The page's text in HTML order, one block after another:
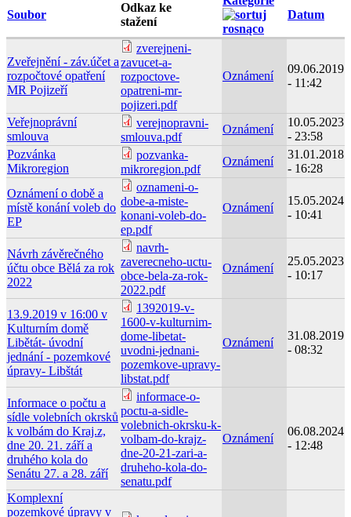
Soubor
Odkaz ke
stažení
Datum
Zveřejnění - záv.účet a
rozpočtové opatření
MR Pojizeří
zverejneni-
zavucet-a-
rozpoctove-
opatreni-mr-
pojizeri.pdf
Oznámení
09.06.2019
- 11:42
Veřejnoprávní
smlouva
verejnopravni-
smlouva.pdf
Oznámení
10.05.2023
- 23:58
Pozvánka
Mikroregion
pozvanka-
mikroregion.pdf
Oznámení
31.01.2018
- 16:28
Oznámení o době a
místě konání voleb do
EP
oznameni-o-
dobe-a-miste-
konani-voleb-do-
ep.pdf
Oznámení
15.05.2024
- 10:41
Návrh závěrečného
účtu obce Bělá za rok
2022
navrh-
zaverecneho-uctu-
obce-bela-za-rok-
2022.pdf
Oznámení
25.05.2023
- 10:17
13.9.2019 v 16:00 v
Kulturním domě
Libětát- úvodní
jednání - pozemkové
úpravy- Libštát
1392019-v-
1600-v-kulturnim-
dome-libetat-
uvodni-jednani-
pozemkove-upravy-
libstat.pdf
Oznámení
31.08.2019
- 08:32
Informace o počtu a
sídle volebních okrsků
k volbám do Kraj.z,
dne 20. 21. září a
druhého kola do
Senátu 27. a 28. září
informace-o-
poctu-a-sidle-
volebnich-okrsku-k-
volbam-do-krajz-
dne-20-21-zari-a-
druheho-kola-do-
senatu.pdf
Oznámení
06.08.2024
- 12:48
Komplexní
pozemkové úpravy v